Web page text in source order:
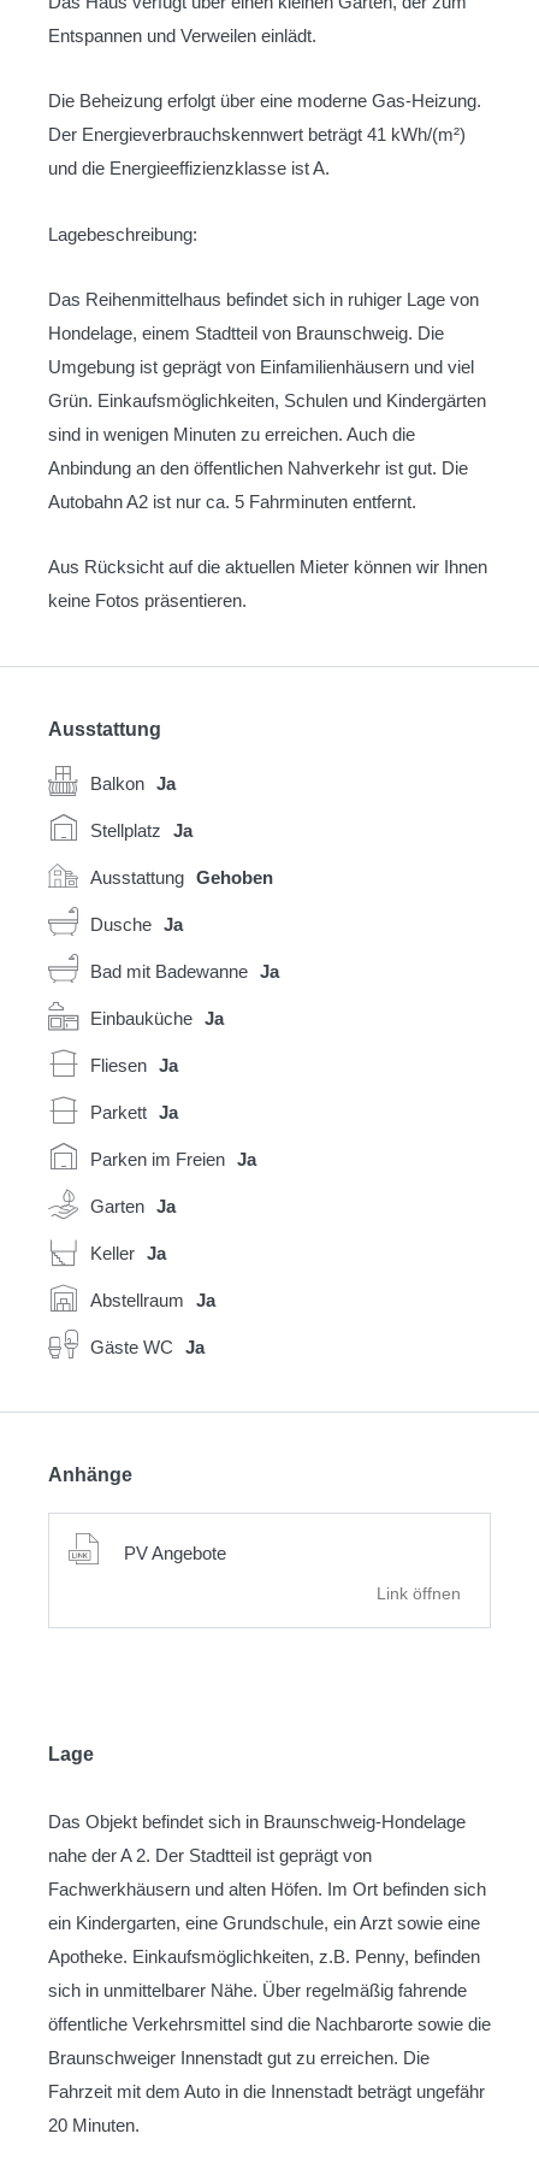
Entspannen und Verweilen einlädt.
Die Beheizung erfolgt über eine moderne Gas-Heizung.
Der Energieverbrauchskennwert beträgt 41 kWh/(m²)
und die Energieeffizienzklasse ist A.
Lagebeschreibung:
Das Reihenmittelhaus befindet sich in ruhiger Lage von
Hondelage, einem Stadtteil von Braunschweig. Die
Umgebung ist geprägt von Einfamilienhäusern und viel
Grün. Einkaufsmöglichkeiten, Schulen und Kindergärten
sind in wenigen Minuten zu erreichen. Auch die
Anbindung an den öffentlichen Nahverkehr ist gut. Die
Autobahn A2 ist nur ca. 5 Fahrminuten entfernt.
Aus Rücksicht auf die aktuellen Mieter können wir Ihnen
keine Fotos präsentieren.
Ausstattung
Balkon Ja
Stellplatz Ja
Ausstattung Gehoben
Dusche Ja
Bad mit Badewanne Ja
Einbauküche Ja
Fliesen Ja
Parkett Ja
Parken im Freien Ja
Garten Ja
Keller Ja
Abstellraum Ja
Gäste WC Ja
Anhänge
PV Angebote
Link öffnen
Lage
Das Objekt befindet sich in Braunschweig-Hondelage
nahe der A 2. Der Stadtteil ist geprägt von
Fachwerkhäusern und alten Höfen. Im Ort befinden sich
ein Kindergarten, eine Grundschule, ein Arzt sowie eine
Apotheke. Einkaufsmöglichkeiten, z.B. Penny, befinden
sich in unmittelbarer Nähe. Über regelmäßig fahrende
öffentliche Verkehrsmittel sind die Nachbarorte sowie die
Braunschweiger Innenstadt gut zu erreichen. Die
Fahrzeit mit dem Auto in die Innenstadt beträgt ungefähr
20 Minuten.